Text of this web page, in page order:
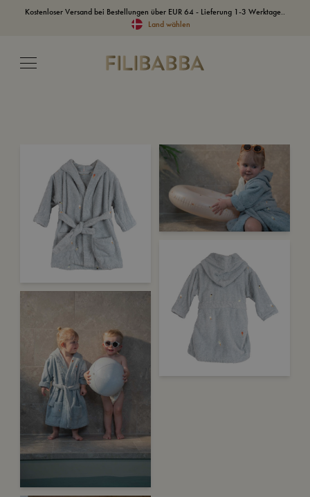
Kostenloser Versand bei Bestellungen über EUR 64 - Lieferung 1-3 Werktage..
Land wählen